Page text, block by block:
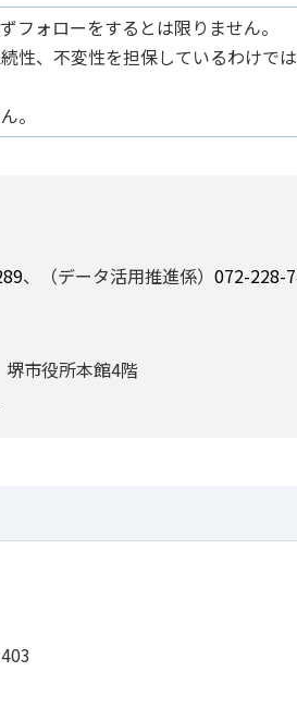
フォローをするとは限りません。
性、不変性を担保しているわけで
。
、（データ活用推進係） 072-228-
市役所本館4階